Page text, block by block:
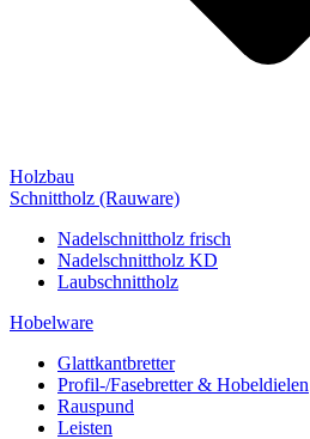
Holzbau
Schnittholz (Rauware)
Nadelschnittholz frisch
Nadelschnittholz KD
Laubschnittholz
Hobelware
Glattkantbretter
Profil-/Fasebretter & Hobeldielen
Rauspund
Leisten